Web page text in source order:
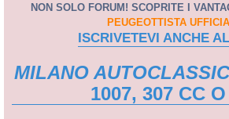
NON SOLO FORUM! SCOPRITE I
PEUGEOTTISTA
ISCRIVETEVI ANCHE
MILANO
1007, 307 CC